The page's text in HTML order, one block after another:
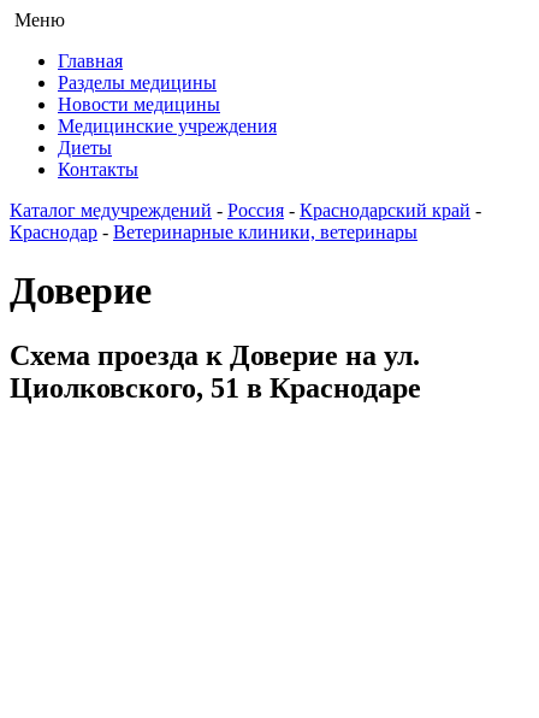
Меню
Главная
Разделы медицины
Новости медицины
Медицинские учреждения
Диеты
Контакты
Каталог медучреждений - Россия - Краснодарский край -
Краснодар - Ветеринарные клиники, ветеринары
Доверие
Схема проезда к Доверие на ул.
Циолковского, 51 в Краснодаре